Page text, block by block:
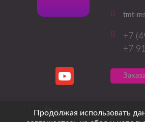
tmt-
+7
+7
Продолжая использовать